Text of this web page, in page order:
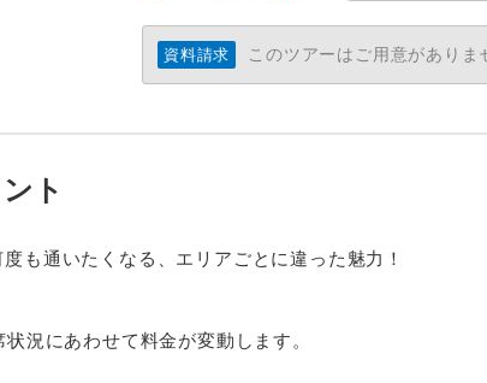
資料請求 このツアーはご用意がありま
ト
も通いたくなる、エリアごとに違った魅力！
況にあわせて料金が変動します。